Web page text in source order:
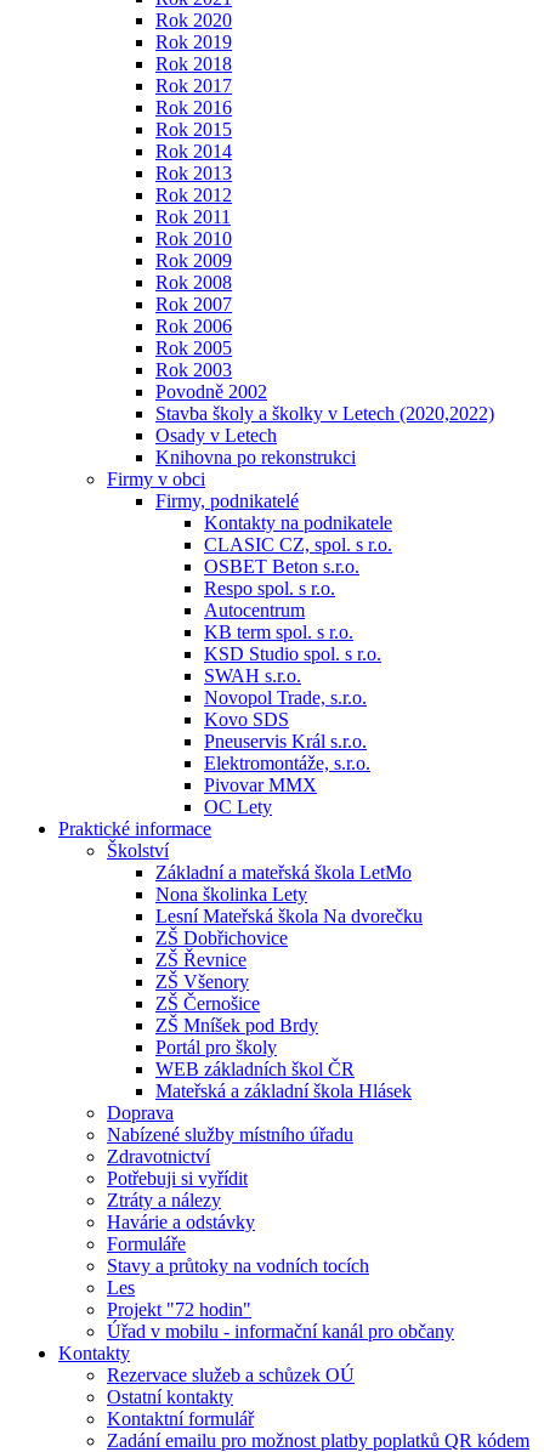
Rok 2020
Rok 2019
Rok 2018
Rok 2017
Rok 2016
Rok 2015
Rok 2014
Rok 2013
Rok 2012
Rok 2011
Rok 2010
Rok 2009
Rok 2008
Rok 2007
Rok 2006
Rok 2005
Rok 2003
Povodně 2002
Stavba školy a školky v Letech (2020,2022)
Osady v Letech
Knihovna po rekonstrukci
Firmy v obci
Firmy, podnikatelé
Kontakty na podnikatele
CLASIC CZ, spol. s r.o.
OSBET Beton s.r.o.
Respo spol. s r.o.
Autocentrum
KB term spol. s r.o.
KSD Studio spol. s r.o.
SWAH s.r.o.
Novopol Trade, s.r.o.
Kovo SDS
Pneuservis Král s.r.o.
Elektromontáže, s.r.o.
Pivovar MMX
OC Lety
Praktické informace
Školství
Základní a mateřská škola LetMo
Nona školinka Lety
Lesní Mateřská škola Na dvorečku
ZŠ Dobřichovice
ZŠ Řevnice
ZŠ Všenory
ZŠ Černošice
ZŠ Mníšek pod Brdy
Portál pro školy
WEB základních škol ČR
Mateřská a základní škola Hlásek
Doprava
Nabízené služby místního úřadu
Zdravotnictví
Potřebuji si vyřídit
Ztráty a nálezy
Havárie a odstávky
Formuláře
Stavy a průtoky na vodních tocích
Les
Projekt "72 hodin"
Úřad v mobilu - informační kanál pro občany
Kontakty
Rezervace služeb a schůzek OÚ
Ostatní kontakty
Kontaktní formulář
Zadání emailu pro možnost platby poplatků QR kódem